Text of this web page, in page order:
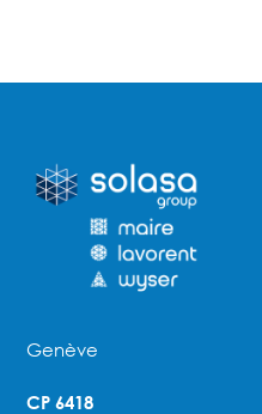
Genève
CP 6418